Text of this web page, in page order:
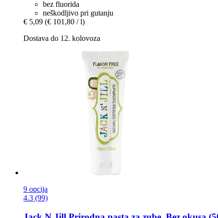
bez fluorida
neškodljivo pri gutanju
€ 5,09 (€ 101,80 / l)
Dostava do 12. kolovoza
9 opcija
4.3 (99)